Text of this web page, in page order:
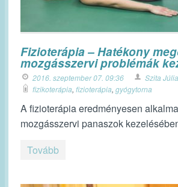
Fizioterápia – Hatékony
mozgásszervi problémák
2016. szeptember 07. 09:36 Szita Júlia
fizikoterápia, fizioterápia, gyógytorna
A fizioterápia eredményesen
mozgásszervi panaszok
Tovább